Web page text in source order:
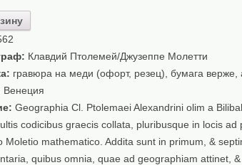
Клавдий Птолемей/Джузеппе Молетти
гравюра на меди (офорт, резец), бумага верже,
Венеция
Geographia Cl. Ptolemaei Alexandrini olim a
codicibus graecis collata, pluribusque in locis
Moletio mathematico. Addita sunt in primum, &
quibus omnia, quae ad geographiam attinet,